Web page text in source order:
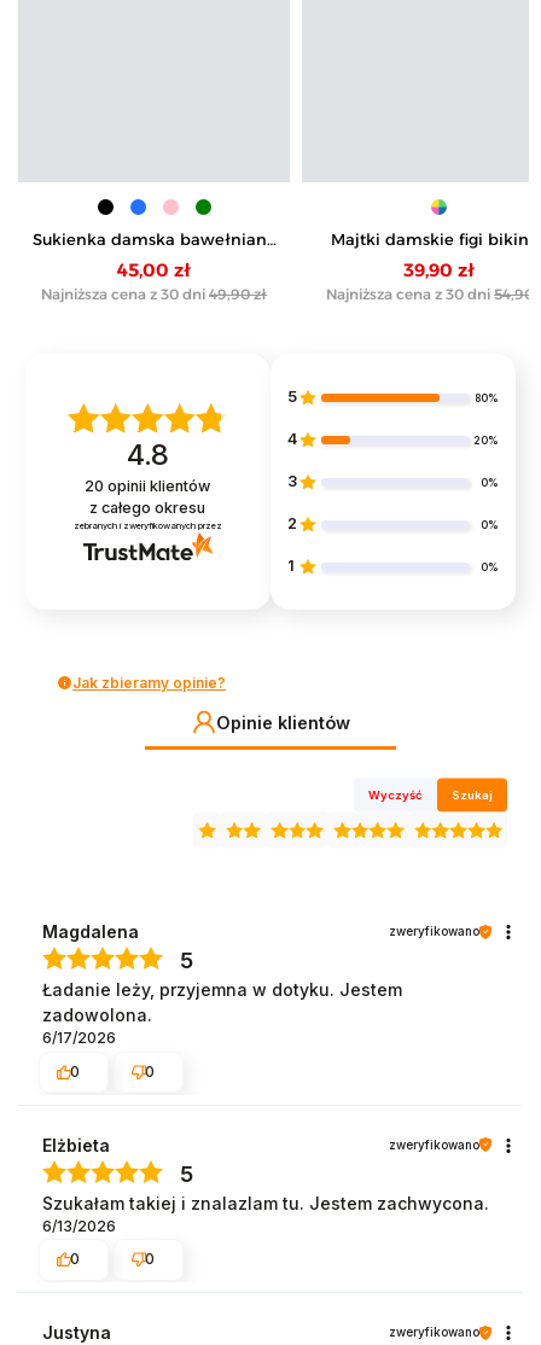
Sukienka damska bawełniana
z ozdobnym tyłem
45,00 zł
Najniższa cena z 30 dni 49,90 zł
Majtki damskie figi bikini
wzorem wykończone
6-pak
39,90 zł
Najniższa cena z 30 dni 54,90
4.8
20 opinii klientów
z całego okresu
zebranych i zweryfikowanych przez
5 80%
4 20%
3 0%
2 0%
1 0%
Jak zbieramy opinie?
Opinie klientów
Wyczyść Szukaj
Magdalena zweryfikowano
5
Ładanie leży, przyjemna w dotyku. Jestem
zadowolona.
6/17/2026
0
0
Elżbieta zweryfikowano
5
Szukałam takiej i znalazlam tu. Jestem zachwycona.
6/13/2026
0
0
Justyna zweryfikowano